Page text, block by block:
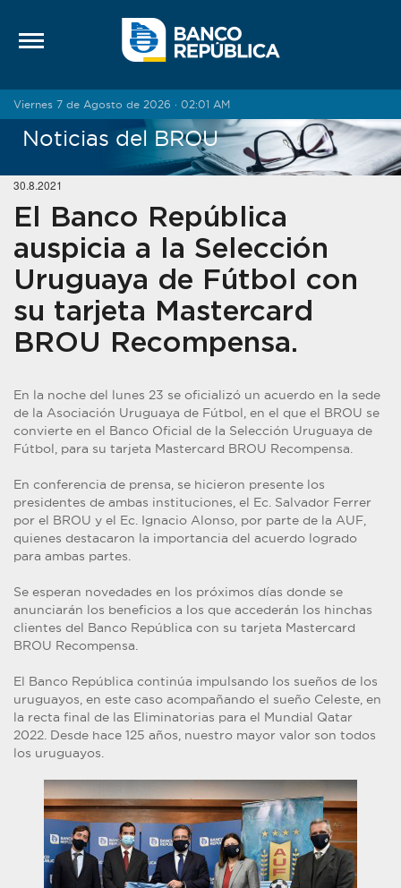
Viernes 7 de Agosto de 2026 · 02:01 AM
Noticias del BROU
30.8.2021
El Banco República
auspicia a la Selección
Uruguaya de Fútbol con
su tarjeta Mastercard
BROU Recompensa.
En la noche del lunes 23 se oficializó un acuerdo en la sede
de la Asociación Uruguaya de Fútbol, en el que el BROU se
convierte en el Banco Oficial de la Selección Uruguaya de
Fútbol, para su tarjeta Mastercard BROU Recompensa.
En conferencia de prensa, se hicieron presente los
presidentes de ambas instituciones, el Ec. Salvador Ferrer
por el BROU y el Ec. Ignacio Alonso, por parte de la AUF,
quienes destacaron la importancia del acuerdo logrado
para ambas partes.
Se esperan novedades en los próximos días donde se
anunciarán los beneficios a los que accederán los hinchas
clientes del Banco República con su tarjeta Mastercard
BROU Recompensa.
El Banco República continúa impulsando los sueños de los
uruguayos, en este caso acompañando el sueño Celeste, en
la recta final de las Eliminatorias para el Mundial Qatar
2022. Desde hace 125 años, nuestro mayor valor son todos
los uruguayos.